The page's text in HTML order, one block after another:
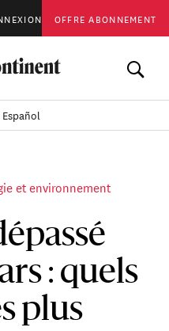
OFFRE ABONNEMENT
Español
et environnement
: quels
plus